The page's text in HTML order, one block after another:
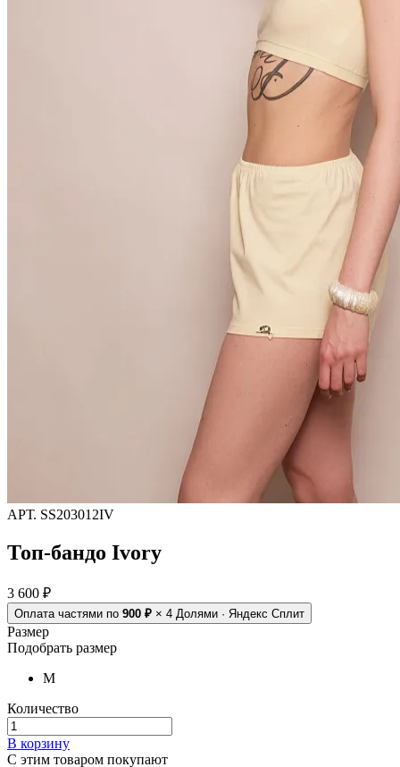
АРТ. SS203012IV
Топ-бандо Ivory
3 600 ₽
Оплата частями по 900 ₽ × 4 Долями · Яндекс Сплит
Размер
Подобрать размер
M
Количество
В корзину
C этим товаром покупают